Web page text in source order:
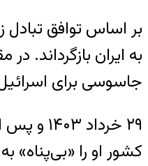
بر اساس توافق
به ایران بازگرداند.
جاسوسی برای اسرائیل
۲۹ خرداد ۱۴۰۳ و پس از این مبادله، جلالی با ارسال پیامی صوتی از زندان اوین، از اولف کریسترسون، نخست‌وزیر سوئد
کشور او را